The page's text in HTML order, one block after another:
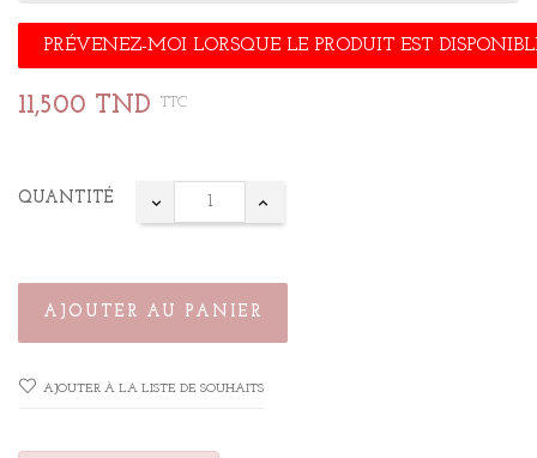
PRÉVENEZ-MOI LORSQUE LE PRODUIT EST
11,500 TND TTC
QUANTITÉ
AJOUTER AU PANIER
AJOUTER À LA LISTE DE SOUHAITS